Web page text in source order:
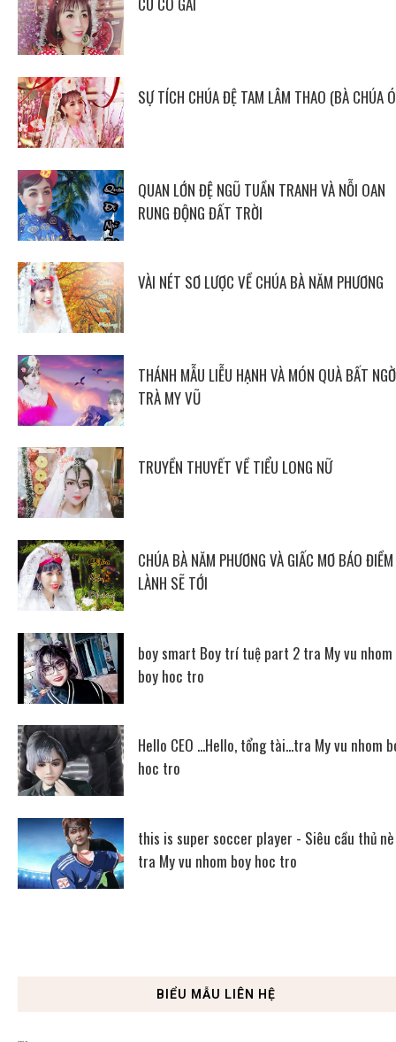
SỰ TÍCH CHÚA ĐỆ TAM LÂM THAO (BÀ CHÚA
QUAN LỚN ĐỆ NGŨ TUẦN TRANH VÀ NỖI OAN
RUNG ĐỘNG ĐẤT TRỜI
VÀI NÉT SƠ LƯỢC VỀ CHÚA BÀ NĂM PHƯƠNG
THÁNH MẪU LIỄU HẠNH VÀ MÓN QUÀ BẤT
TRÀ MY VŨ
TRUYỀN THUYẾT VỀ TIỂU LONG NỮ
CHÚA BÀ NĂM PHƯƠNG VÀ GIẤC MƠ BÁO ĐIỀM
LÀNH SẼ TỚI
boy smart Boy trí tuệ part 2 tra My vu nhom
boy hoc tro
Hello CEO ...Hello, tổng tài...tra My vu nhom
hoc tro
this is super soccer player - Siêu cầu thủ
tra My vu nhom boy hoc tro
BIỂU MẪU LIÊN HỆ